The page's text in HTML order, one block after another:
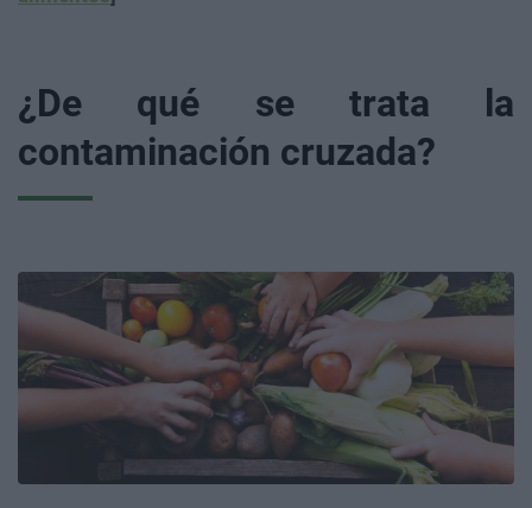
¿De qué se trata la
contaminación cruzada?